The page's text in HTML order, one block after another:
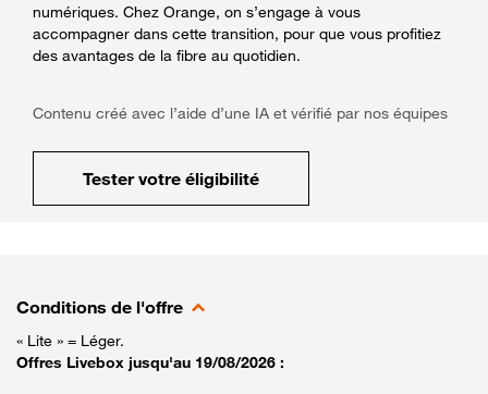
numériques. Chez Orange, on s’engage à vous
accompagner dans cette transition, pour que vous profitiez
des avantages de la fibre au quotidien.
Contenu créé avec l’aide d’une IA et vérifié par nos équipes
Tester votre éligibilité
Conditions de l'offre
« Lite » = Léger.
Offres Livebox jusqu'au 19/08/2026 :